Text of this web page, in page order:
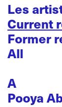
Les
Current
Former
All
A
Pooya